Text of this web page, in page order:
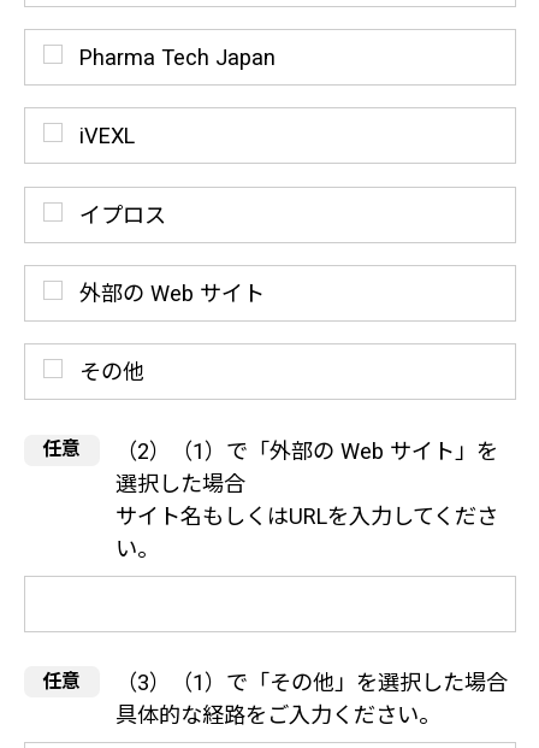
Pharma Tech Japan
iVEXL
イプロス
外部の Web サイト
その他
（2）（1）で「外部の Web サイト」を
選択した場合
サイト名もしくはURLを入力してくださ
い。
（3）（1）で「その他」を選択した場合
具体的な経路をご入力ください。